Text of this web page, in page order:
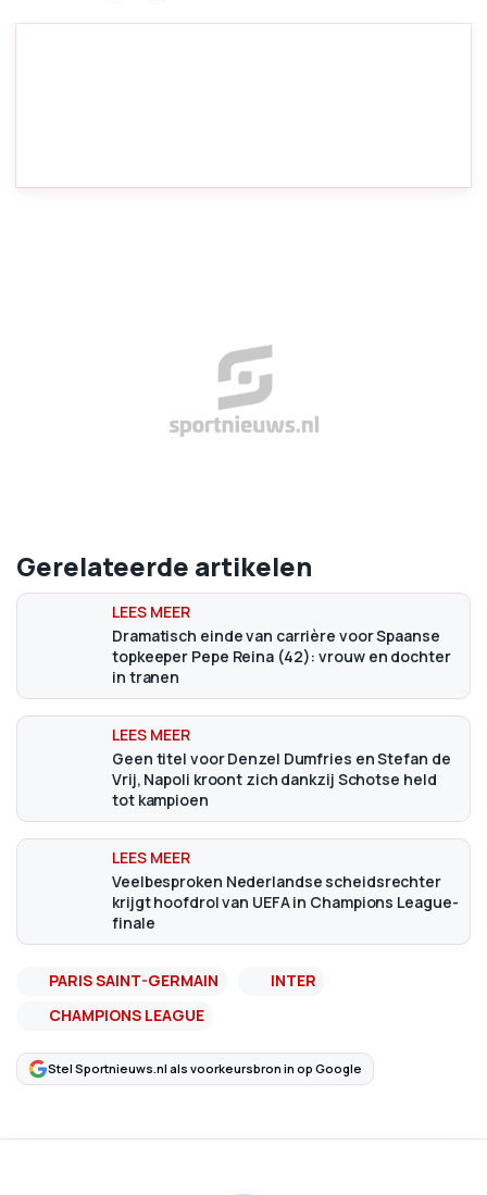
Gerelateerde artikelen
Dramatisch einde van carrière voor Spaanse
topkeeper Pepe Reina (42): vrouw en dochter
in tranen
Geen titel voor Denzel Dumfries en Stefan de
Vrij, Napoli kroont zich dankzij Schotse held
tot kampioen
Veelbesproken Nederlandse scheidsrechter
krijgt hoofdrol van UEFA in Champions League-
finale
PARIS SAINT-GERMAIN
INTER
CHAMPIONS LEAGUE
Stel Sportnieuws.nl als voorkeursbron in op Google